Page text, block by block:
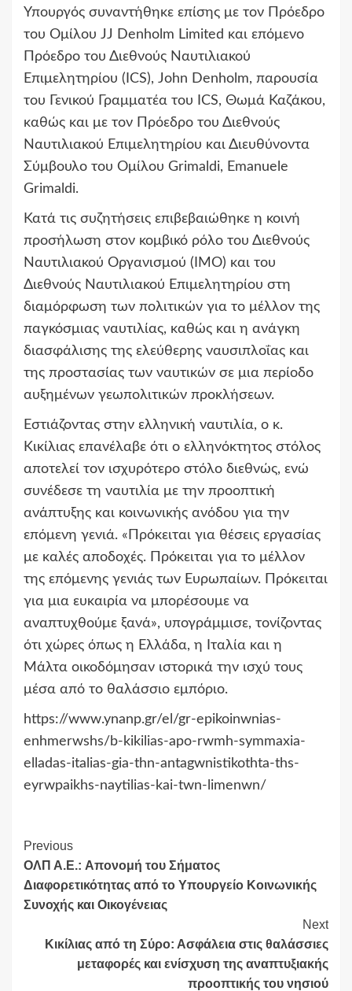
Υπουργός συναντήθηκε επίσης με τον Πρόεδρο
του Ομίλου JJ Denholm Limited και επόμενο
Πρόεδρο του Διεθνούς Ναυτιλιακού
Επιμελητηρίου (ICS), John Denholm, παρουσία
του Γενικού Γραμματέα του ICS, Θωμά Καζάκου,
καθώς και με τον Πρόεδρο του Διεθνούς
Ναυτιλιακού Επιμελητηρίου και Διευθύνοντα
Σύμβουλο του Ομίλου Grimaldi, Emanuele
Grimaldi.
Κατά τις συζητήσεις επιβεβαιώθηκε η κοινή
προσήλωση στον κομβικό ρόλο του Διεθνούς
Ναυτιλιακού Οργανισμού (IMO) και του
Διεθνούς Ναυτιλιακού Επιμελητηρίου στη
διαμόρφωση των πολιτικών για το μέλλον της
παγκόσμιας ναυτιλίας, καθώς και η ανάγκη
διασφάλισης της ελεύθερης ναυσιπλοΐας και
της προστασίας των ναυτικών σε μια περίοδο
αυξημένων γεωπολιτικών προκλήσεων.
Εστιάζοντας στην ελληνική ναυτιλία, ο κ.
Κικίλιας επανέλαβε ότι ο ελληνόκτητος στόλος
αποτελεί τον ισχυρότερο στόλο διεθνώς, ενώ
συνέδεσε τη ναυτιλία με την προοπτική
ανάπτυξης και κοινωνικής ανόδου για την
επόμενη γενιά. «Πρόκειται για θέσεις εργασίας
με καλές αποδοχές. Πρόκειται για το μέλλον
της επόμενης γενιάς των Ευρωπαίων. Πρόκειται
για μια ευκαιρία να μπορέσουμε να
αναπτυχθούμε ξανά», υπογράμμισε, τονίζοντας
ότι χώρες όπως η Ελλάδα, η Ιταλία και η
Μάλτα οικοδόμησαν ιστορικά την ισχύ τους
μέσα από το θαλάσσιο εμπόριο.
https://www.ynanp.gr/el/gr-epikoinwnias-
enhmerwshs/b-kikilias-apo-rwmh-symmaxia-
elladas-italias-gia-thn-antagwnistikothta-ths-
eyrwpaikhs-naytilias-kai-twn-limenwn/
Continue
Reading
Previous
ΟΛΠ Α.Ε.: Απονομή του Σήματος
Διαφορετικότητας από το Υπουργείο Κοινωνικής
Συνοχής και Οικογένειας
Next
Κικίλιας από τη Σύρο: Ασφάλεια στις θαλάσσιες
μεταφορές και ενίσχυση της αναπτυξιακής
προοπτικής του νησιού